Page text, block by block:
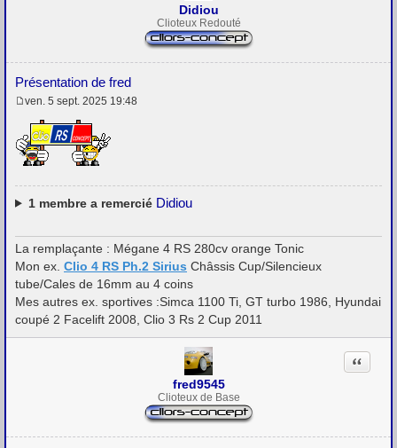
Didiou
Clioteux Redouté
Présentation de fred
e
s
s
a
e
ven. 5 sept. 2025 19:48
1membre a remercié Didiou
La remplaçante : Mégane 4 RS 280cv orange Tonic
Mon ex. Clio 4 RS Ph.2 Sirius Châssis Cup/Silencieux
tube/Cales de 16mm au 4 coins
Mes autres ex. sportives :Simca 1100 Ti, GT turbo 1986, Hyundai
coupé 2 Facelift 2008, Clio 3 Rs 2 Cup 2011
fred9545
Clioteux de Base
Citation